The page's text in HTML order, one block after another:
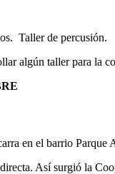
Taller de percusión.
algún taller para la
en el barrio Parque
Así surgió la